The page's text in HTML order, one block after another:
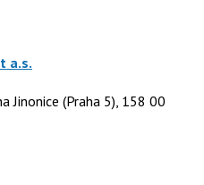
a.s.
Jinonice (Praha 5), 158 00